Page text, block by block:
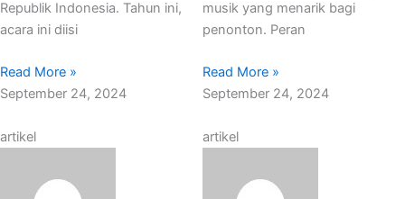
Republik Indonesia. Tahun ini,
acara ini diisi
Read More »
September 24, 2024
musik yang menarik bagi
penonton. Peran
Read More »
September 24, 2024
artikel artikel